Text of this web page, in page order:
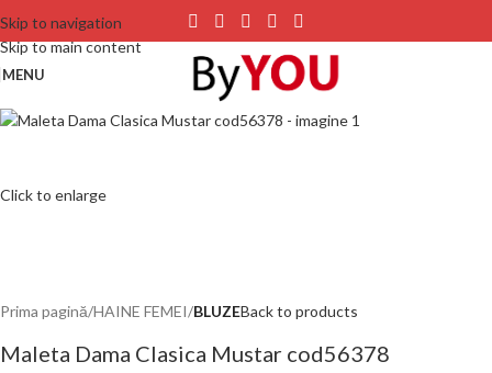
Skip to navigation
Skip to main content
MENU
Click to enlarge
Prima pagină HAINE FEMEI BLUZEBack to products
Maleta Dama Clasica Mustar cod56378